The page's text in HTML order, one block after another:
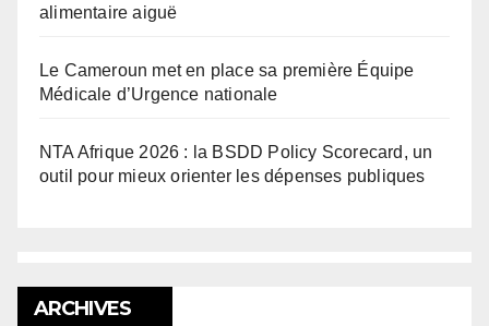
alimentaire aiguë
Le Cameroun met en place sa première Équipe
Médicale d’Urgence nationale
NTA Afrique 2026 : la BSDD Policy Scorecard, un
outil pour mieux orienter les dépenses publiques
ARCHIVES